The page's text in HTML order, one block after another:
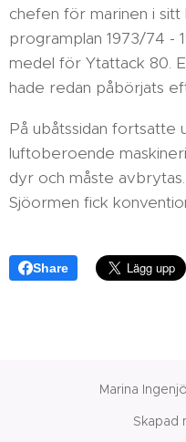
chefen för marinen i
programplan 1973/74 -
medel för Ytattack 80.
hade redan påbörjats
På ubåtssidan fortsatte
luftoberoende
dyr och måste
Sjöormen fick
Share
Marina
Skapad